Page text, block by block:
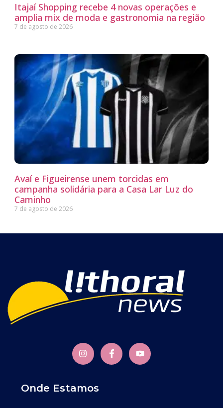
Itajaí Shopping recebe 4 novas operações e
amplia mix de moda e gastronomia na região
7 de agosto de 2026
Avaí e Figueirense unem torcidas em
campanha solidária para a Casa Lar Luz do
Caminho
7 de agosto de 2026
Onde Estamos